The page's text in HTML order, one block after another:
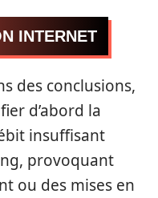
INTERNET
des conclusions,
d’abord la
insuffisant
provoquant
ou des mises en